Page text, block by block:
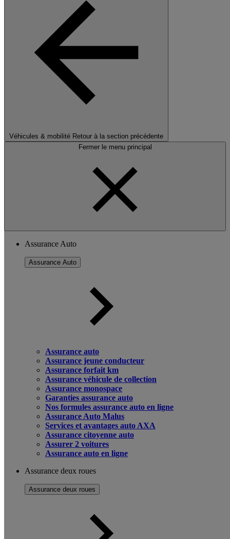
Véhicules & mobilité Retour à la section précédente
Fermer le menu principal
Assurance Auto
Assurance Auto
Assurance auto
Assurance jeune conducteur
Assurance forfait km
Assurance véhicule de collection
Assurance monospace
Garanties assurance auto
Nos formules assurance auto en ligne
Assurance Auto Malus
Services et avantages auto AXA
Assurance citoyenne auto
Assurer 2 voitures
Assurance auto en ligne
Assurance deux roues
Assurance deux roues